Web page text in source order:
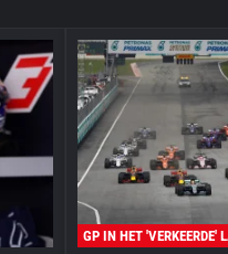
GP IN HET 'VERKEERDE'